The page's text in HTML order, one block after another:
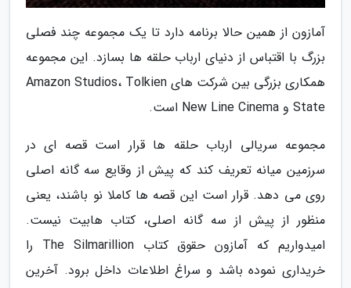
آمازون از همین حالا برنامه دارد تا یک مجموعه چند فصلی
بزرگ با اقتباس از دنیای ارباب حلقه ها بسازد. این مجموعه
همکاری بزرگی بین شرکت های Amazon Studios، Tolkien
State و New Line Cinema است.
مجموعه سریالی ارباب حلقه ها قرار است قصه ای در
سرزمین میانه تعریف کند که پیش از وقایع سه گانه اصلی
روی می دهد. قرار است این قصه ها کاملا نو باشند، یعنی
منظور از پیش از سه گانه اصلی، کتاب هابیت نیست.
امیدواریم که آمازون حقوق کتاب The Silmarillion را
خریداری نموده باشد و سراغ اطلاعات داخل برود. آخرین